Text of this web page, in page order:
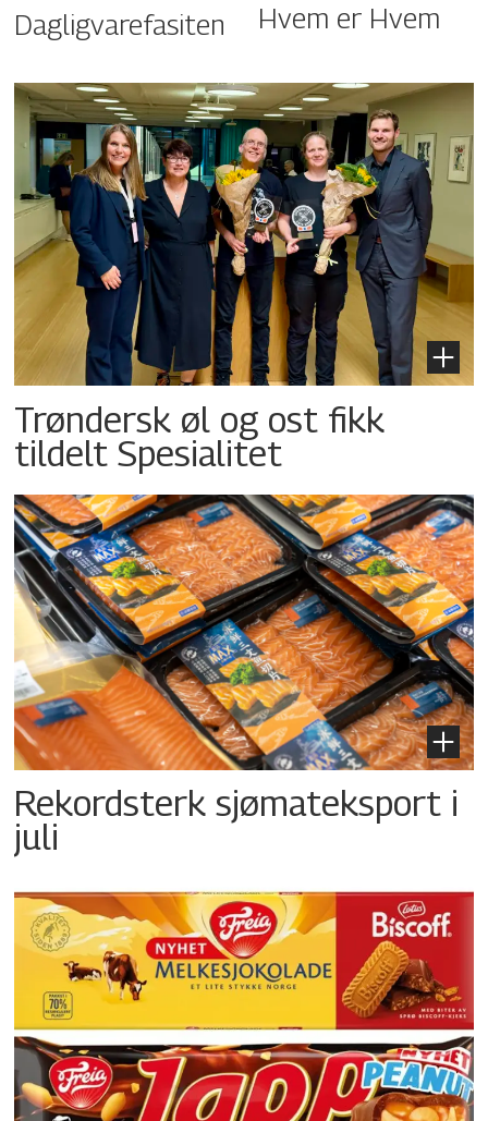
Dagligvarefasiten Hvem er Hvem
Trøndersk øl og ost fikk
tildelt Spesialitet
Rekordsterk sjømateksport i
juli